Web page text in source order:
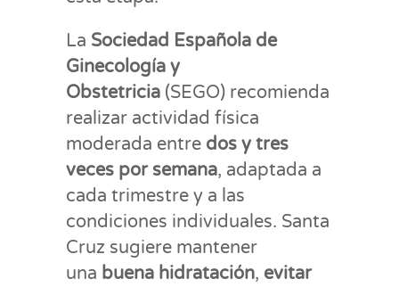
La Sociedad Española de
Ginecología y
Obstetricia (SEGO) recomienda
realizar actividad física
moderada entre dos y tres
veces por semana, adaptada a
cada trimestre y a las
condiciones individuales. Santa
Cruz sugiere mantener
una buena hidratación, evitar